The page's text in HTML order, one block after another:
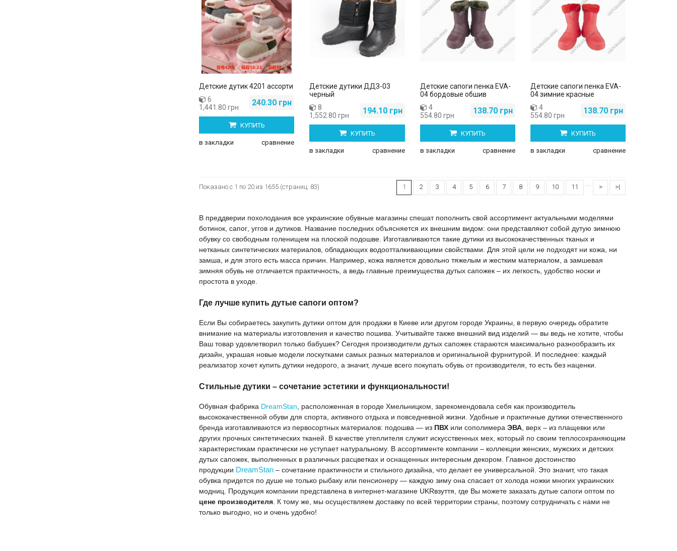
Детские дутик 4201 ассорти
240.30 грн
6
1,441.80 грн
КУПИТЬ
в закладки сравнение
Детские дутики ДДЗ-03
черный
194.10 грн
8
1,552.80 грн
КУПИТЬ
в закладки сравнение
Детские сапоги пенка EVA-
04 бордовые обшив
138.70 грн
4
554.80 грн
КУПИТЬ
в закладки сравнение
Детские сапоги пенка EVA-
04 зимние красные
138.70 грн
4
554.80 грн
КУПИТЬ
в закладки сравнение
1 2 3 4 5 6 7 8 9 10 11 .... > >|
Показано с 1 по 20 из 1655 (страниц: 83)
В преддверии похолодания все украинские обувные магазины спешат пополнить свой ассортимент актуальными моделями
ботинок сапог уггов и дутиков . Название последних объясняется их внешним видом: они представляют собой дутую зимнюю
обувку со свободным голенищем на плоской подошве. Изготавливаются такие дутики из высококачественных тканых и
нетканых синтетических материалов, обладающих водоотталкивающими свойствами. Для этой цели не подходят ни кожа, ни
замша, и для этого есть масса причин. Например, кожа является довольно тяжелым и жестким материалом, а замшевая
зимняя обувь не отличается практичность, а ведь главные преимущества дутых сапожек – их легкость, удобство носки и
простота в уходе.
Где лучше купить дутые сапоги оптом?
Если Вы собираетесь закупить дутики оптом для продажи в Киеве или другом городе Украины, в первую очередь обратите
внимание на материалы изготовления и качество пошива. Учитывайте также внешний вид изделий — вы ведь не хотите, чтобы
Ваш товар удовлетворил только бабушек? Сегодня производители дутых сапожек стараются максимально разнообразить их
дизайн, украшая новые модели лоскутками самых разных материалов и оригинальной фурнитурой. И последнее: каждый
реализатор хочет купить дутики недорого, а значит, лучше всего покупать обувь от производителя , то есть без наценки.
Стильные дутики – сочетание эстетики и функциональности!
Обувная фабрика DreamStan , расположенная в городе Хмельницком, зарекомендовала себя как производитель
высококачественной обуви для спорта, активного отдыха и повседневной жизни. Удобные и практичные дутики отечественного
бренда изготавливаются из первосортных материалов: подошва — из ПВХ или сополимера ЭВА , верх – из плащевки или
других прочных синтетических тканей. В качестве утеплителя служит искусственных мех, который по своим теплосохраняющим
характеристикам практически не уступает натуральному. В ассортименте компании – коллекции женских, мужских и детских
дутых сапожек, выполненных в различных расцветках и оснащенных интересным декором. Главное достоинство
продукции DreamStan – сочетание практичности и стильного дизайна, что делает ее универсальной. Это значит, что такая
обувка придется по душе не только рыбаку или пенсионеру — каждую зиму она спасает от холода ножки многих украинских
модниц. Продукция компании представлена в интернет-магазине UKRвзуття , где Вы можете заказать дутые сапоги оптом по
цене производителя . К тому же, мы осуществляем доставку по всей территории страны , поэтому сотрудничать с нами не
только выгодно, но и очень удобно!